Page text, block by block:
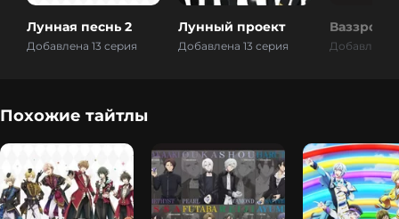
Лунная песнь 2
Добавлена 13 серия
Лунный проект
Добавлена 13 серия
Ваззрок
Добавлена
Похожие тайтлы